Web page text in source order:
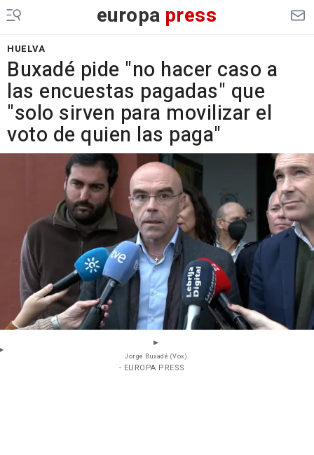
europa press
HUELVA
Buxadé pide "no hacer caso a
las encuestas pagadas" que
"solo sirven para movilizar el
voto de quien las paga"
Jorge Buxadé (Vox).
- EUROPA PRESS